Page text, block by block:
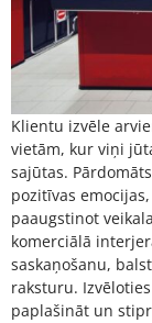
Klientu izvēle
vietām, kur viņi
sajūtas.
pozitīvas
paaugstinot
komerciālā
saskaņošanu,
raksturu.
paplašināt un